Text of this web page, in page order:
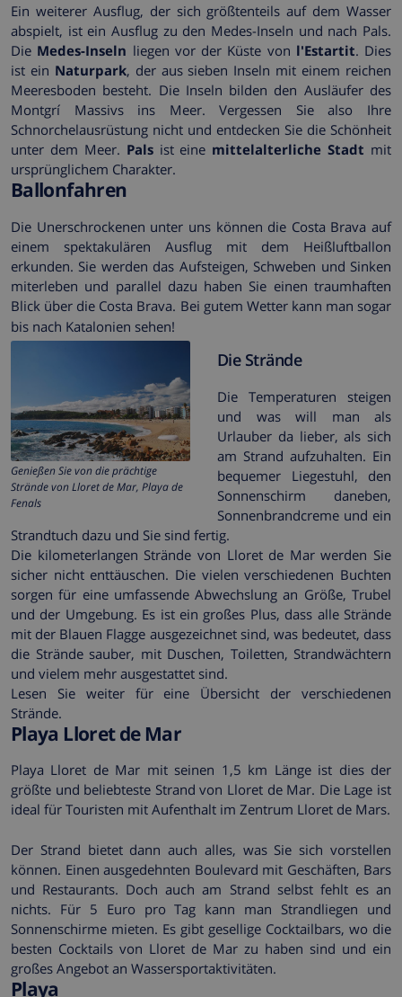
Ein weiterer Ausflug, der sich größtenteils auf dem Wasser
abspielt, ist ein Ausflug zu den Medes-Inseln und nach Pals.
Die Medes-Inseln liegen vor der Küste von l'Estartit. Dies
ist ein Naturpark, der aus sieben Inseln mit einem reichen
Meeresboden besteht. Die Inseln bilden den Ausläufer des
Montgrí Massivs ins Meer. Vergessen Sie also Ihre
Schnorchelausrüstung nicht und entdecken Sie die Schönheit
unter dem Meer. Palsist eine mittelalterliche Stadt mit
ursprünglichem Charakter.
Ballonfahren
Die Unerschrockenen unter uns können die Costa Brava auf
einem spektakulären Ausflug mit dem Heißluftballon
erkunden. Sie werden das Aufsteigen, Schweben und Sinken
miterleben und parallel dazu haben Sie einen traumhaften
Blick über die Costa Brava. Bei gutem Wetter kann man sogar
bis nach Katalonien sehen!
Genießen Sie von die prächtige
Strände von Lloret de Mar, Playa de
Fenals
Die Strände
Die Temperaturen steigen
und was will man als
Urlauber da lieber, als sich
am Strand aufzuhalten. Ein
bequemer Liegestuhl, den
Sonnenschirm daneben,
Sonnenbrandcreme und ein
Strandtuch dazu und Sie sind fertig.
Die kilometerlangen Strände von Lloret de Mar werden Sie
sicher nicht enttäuschen. Die vielen verschiedenen Buchten
sorgen für eine umfassende Abwechslung an Größe, Trubel
und der Umgebung. Es ist ein großes Plus, dass alle Strände
mit der Blauen Flagge ausgezeichnet sind, was bedeutet, dass
die Strände sauber, mit Duschen, Toiletten, Strandwächtern
und vielem mehr ausgestattet sind.
Lesen Sie weiter für eine Übersicht der verschiedenen
Strände.
Playa Lloret de Mar
Playa Lloret de Mar mit seinen 1,5 km Länge ist dies der
größte und beliebteste Strand von Lloret de Mar. Die Lage ist
ideal für Touristen mit Aufenthalt im Zentrum Lloret de Mars.
Der Strand bietet dann auch alles, was Sie sich vorstellen
können. Einen ausgedehnten Boulevard mit Geschäften, Bars
und Restaurants. Doch auch am Strand selbst fehlt es an
nichts. Für 5 Euro pro Tag kann man Strandliegen und
Sonnenschirme mieten. Es gibt gesellige Cocktailbars, wo die
besten Cocktails von Lloret de Mar zu haben sind und ein
großes Angebot an Wassersportaktivitäten.
Playa